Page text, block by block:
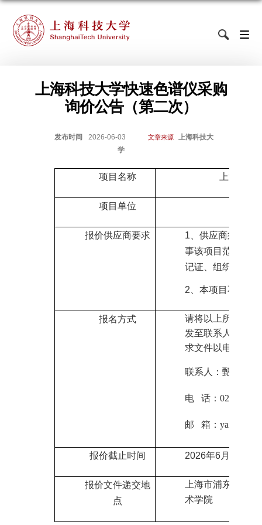
上海科技大学快速色谱仪采购
询价公告（第二次）
发布时间 2026-06-03 文章来源
上海科技大
学
项目名称 上海科技
项目单位
报价供应商要求 1 、供应商须能独
事该项目范围内
记证、组织机构
2、 本项目不允许
报名方式
请将以上所需报
发至联系人邮箱
求文件以电子版
联系人 ：甄老师
电 话：021-
邮 箱：yankk
报价截止时间 2026年6月9日
报价文件递交地
点
上海市浦东新区
术学院